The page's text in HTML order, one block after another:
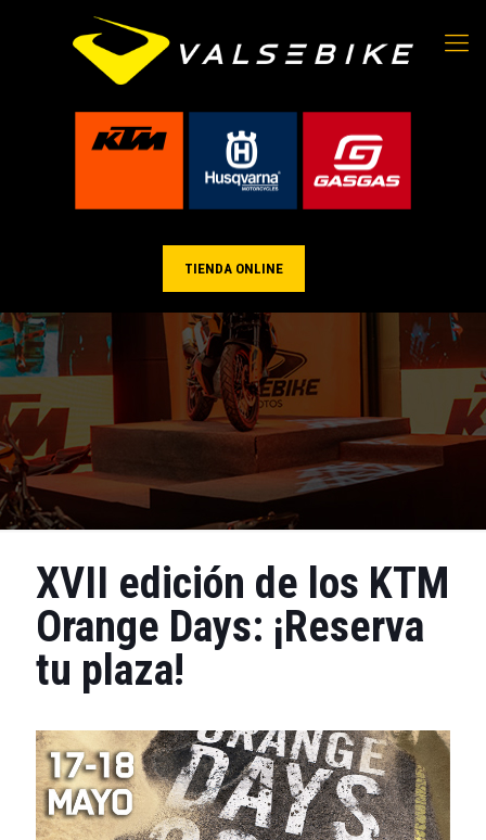
TIENDA ONLINE
XVII edición de los KTM
Orange Days: ¡Reserva
tu plaza!